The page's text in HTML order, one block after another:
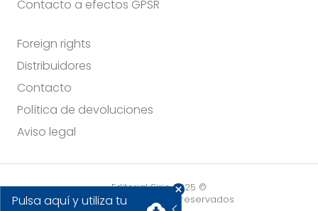
Pulsa aquí y utiliza tu
Contacto a efectos GPSR
Foreign rights
Distribuidores
Contacto
Política de devoluciones
Aviso legal
Editorial Sirio 2025 ©
Todos los derechos reservados